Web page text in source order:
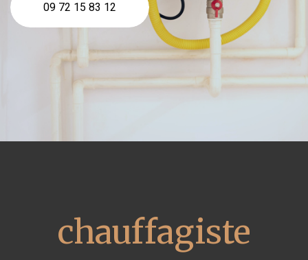
09 72 15 83 12
chauffagiste